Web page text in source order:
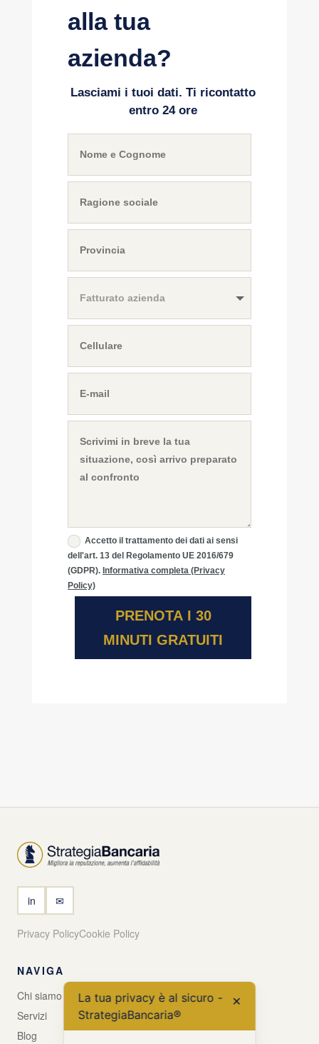
alla tua
azienda?
Lasciami i tuoi dati. Ti ricontatto
entro 24 ore
Accetto il trattamento dei dati ai sensi
dell'art. 13 del Regolamento UE 2016/679
(GDPR). Informativa completa (Privacy
Policy)
PRENOTA I 30
MINUTI GRATUITI
in ✉
Privacy PolicyCookie Policy
NAVIGA
Chi siamo
Servizi
Blog
La tua privacy è al sicuro -
StrategiaBancaria®
✕